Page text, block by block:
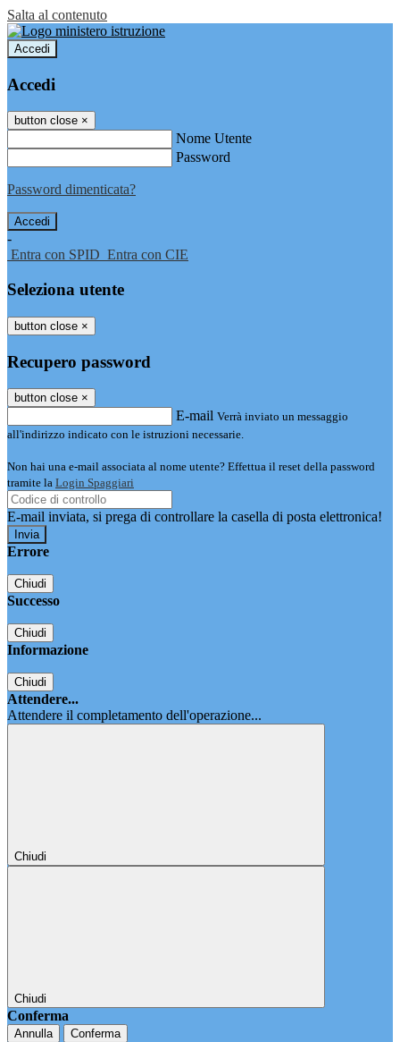
Salta al contenuto
Accedi
Accedi
button close ×
Nome Utente
Password
Password dimenticata?
-
Entra con SPID Entra con CIE
Seleziona utente
button close ×
Recupero password
button close ×
E-mail Verrà inviato un messaggio
all'indirizzo indicato con le istruzioni necessarie.
Non hai una e-mail associata al nome utente? Effettua il reset della password
tramite la Login Spaggiari
E-mail inviata, si prega di controllare la casella di posta elettronica!
Errore
Chiudi
Successo
Chiudi
Informazione
Chiudi
Attendere...
Attendere il completamento dell'operazione...
Chiudi
Chiudi
Conferma
Annulla Conferma